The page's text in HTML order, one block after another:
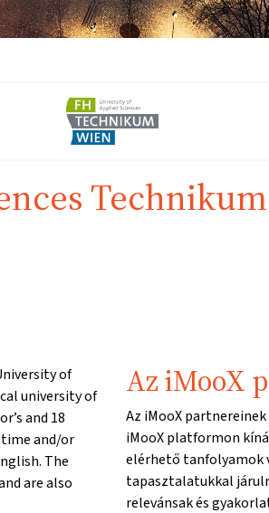
of
university of
and 18
and/or
The
are also
Az iMooX
Az iMooX
iMooX platformon
elérhető tanfolyamok
tapasztalatukkal
relevánsak és